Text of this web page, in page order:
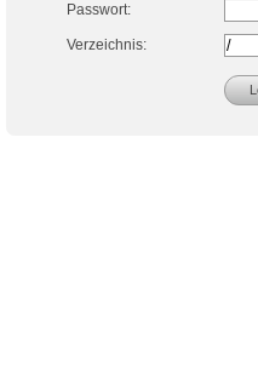
Passwort:
Verzeichnis: